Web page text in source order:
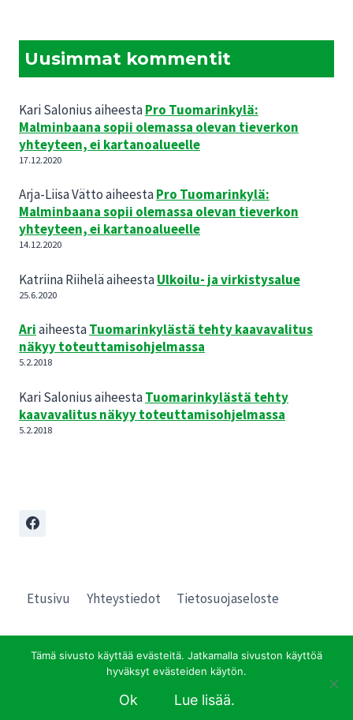
Uusimmat kommentit
Kari SaloniusaiheestaPro Tuomarinkylä:
Malminbaana sopii olemassa olevan tieverkon
yhteyteen, ei kartanoalueelle
17.12.2020
Arja-Liisa VättoaiheestaPro Tuomarinkylä:
Malminbaana sopii olemassa olevan tieverkon
yhteyteen, ei kartanoalueelle
14.12.2020
Katriina RiiheläaiheestaUlkoilu- ja virkistysalue
25.6.2020
AriaiheestaTuomarinkylästä tehty kaavavalitus
näkyy toteuttamisohjelmassa
5.2.2018
Kari SaloniusaiheestaTuomarinkylästä tehty
kaavavalitus näkyy toteuttamisohjelmassa
5.2.2018
Etusivu Yhteystiedot Tietosuojaseloste
Tämä sivusto käyttää evästeitä. Jatkamalla sivuston käyttöä
hyväksyt evästeiden käytön.
Ok Lue lisää.